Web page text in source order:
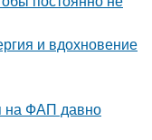
и вдохновение
на ФАП давно